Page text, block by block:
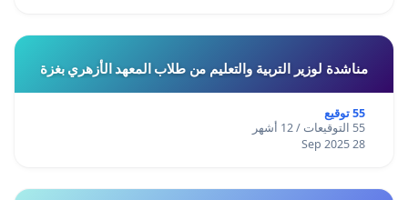
مناشدة لوزير التربية والتعليم من طلاب المعهد الأزهري بغزة
55 توقيع
55 التوقيعات / 12 أشهر
28 Sep 2025